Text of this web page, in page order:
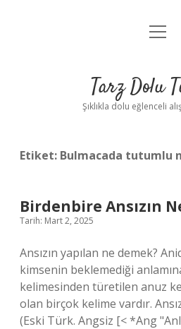
Anasayfa
Yasal
Tarz Dolu
Şıklıkla dolu eğlenceli
Etiket: Bulmacada tutumlu
Birdenbire Ansızın
Tarih: Mart 2, 2025
Ansızın yapılan ne demek?
kimsenin beklemediği
kelimesinden türetilen anuz
olan birçok kelime vardır.
(Eski Türk. Angsiz [< *Ang